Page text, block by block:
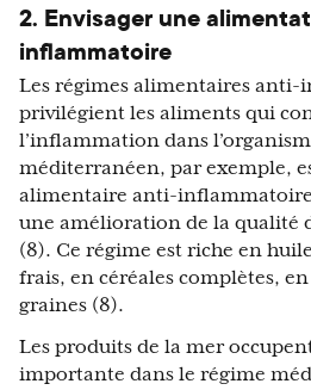
2. Envisager une
inflammatoire
Les régimes alimentaires
privilégient les aliments qui
l’inflammation dans
méditerranéen, par exemple,
alimentaire anti-inflammatoire
une amélioration de la qualité
(8). Ce régime est riche en
frais, en céréales complètes,
graines (8).
Les produits de la mer
importante dans le régime